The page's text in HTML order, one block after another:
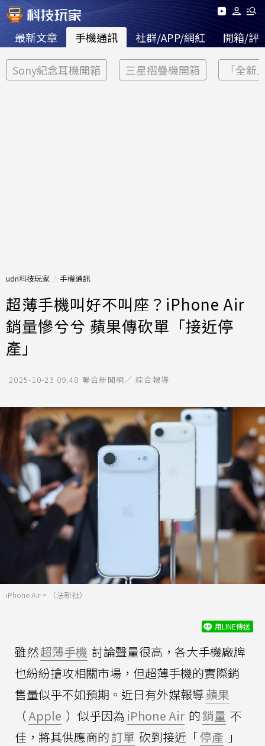
最新文章 手機通訊 社群/APP/網紅 開箱/評
Sony紀念耳機開箱 三星摺疊機開箱 「全新
udn科技玩家 手機通訊
超薄手機叫好不叫座？iPhone Air
銷量慘兮兮 蘋果傳砍單「接近停
產」
2025-10-23 09:48 聯合新聞網／ 綜合報導
iPhone Air。（法新社）
用LINE傳送
雖然超薄手機 討論聲量很高，各大手機廠牌
也紛紛搶攻相關市場，但超薄手機的實際銷
售量似乎不如預期。近日有外媒報導蘋果
（Apple ）似乎因為 iPhone Air 的銷量 不
佳，將其供應商的訂單 砍到接近「停產 」